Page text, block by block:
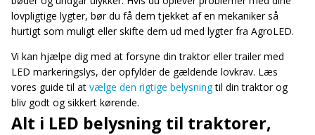
lovpligtige lygter, bør du få dem tjekket af en mekaniker så
hurtigt som muligt eller skifte dem ud med lygter fra AgroLED.
Vi kan hjælpe dig med at forsyne din traktor eller trailer med
LED markeringslys, der opfylder de gældende lovkrav. Læs
vores guide til at vælge den rigtige belysningtil din traktor og
bliv godt og sikkert kørende.
Alt i LED belysning til traktorer,